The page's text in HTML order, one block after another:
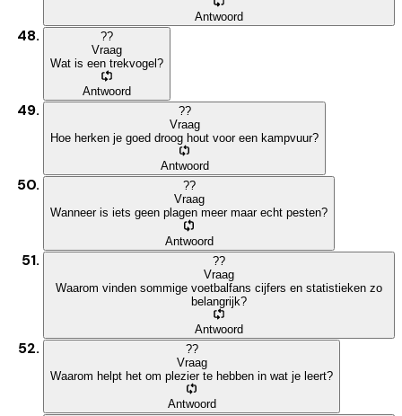
Antwoord
??
Vraag
Wat is een trekvogel?
Antwoord
??
Vraag
Hoe herken je goed droog hout voor een kampvuur?
Antwoord
??
Vraag
Wanneer is iets geen plagen meer maar echt pesten?
Antwoord
??
Vraag
Waarom vinden sommige voetbalfans cijfers en statistieken zo
belangrijk?
Antwoord
??
Vraag
Waarom helpt het om plezier te hebben in wat je leert?
Antwoord